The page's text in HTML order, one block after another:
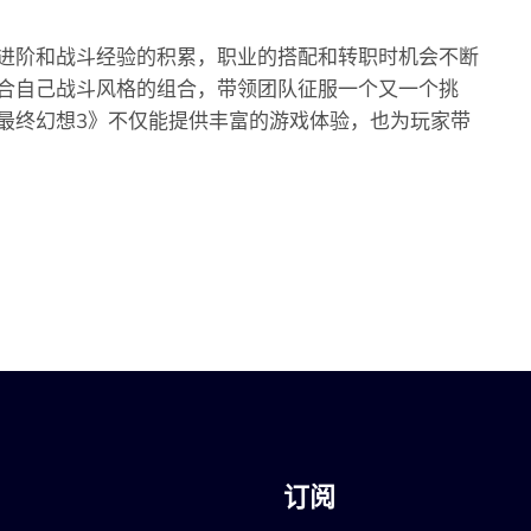
阶和战斗经验的积累，职业的搭配和转职时机会不断
自己战斗风格的组合，带领团队征服一个又一个挑
终幻想3》不仅能提供丰富的游戏体验，也为玩家带
订阅